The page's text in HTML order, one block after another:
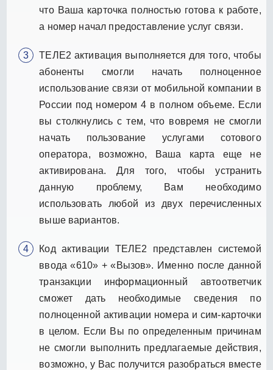
что Ваша карточка полностью готова к работе,
а номер начал предоставление услуг связи.
ТЕЛЕ2 активация выполняется для того, чтобы
абоненты смогли начать полноценное
использование связи от мобильной компании в
России под номером 4 в полном объеме. Если
вы столкнулись с тем, что вовремя не смогли
начать пользование услугами сотового
оператора, возможно, Ваша карта еще не
активирована. Для того, чтобы устранить
данную проблему, Вам необходимо
использовать любой из двух перечисленных
выше вариантов.
Код активации ТЕЛЕ2 представлен системой
ввода «610» + «Вызов». Именно после данной
транзакции информационный автоответчик
сможет дать необходимые сведения по
полноценной активации номера и сим-карточки
в целом. Если Вы по определенным причинам
не смогли выполнить предлагаемые действия,
возможно, у Вас получится разобраться вместе